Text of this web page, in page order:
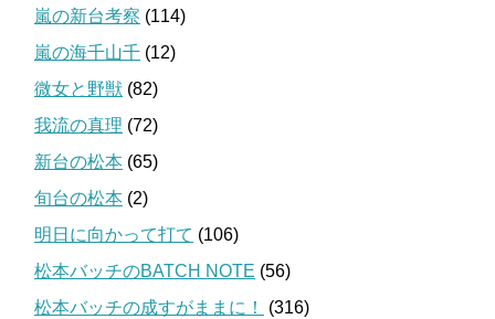
嵐の新台考察 (114)
嵐の海千山千 (12)
微女と野獣 (82)
我流の真理 (72)
新台の松本 (65)
旬台の松本 (2)
明日に向かって打て (106)
松本バッチのBATCH NOTE (56)
松本バッチの成すがままに！
(316)